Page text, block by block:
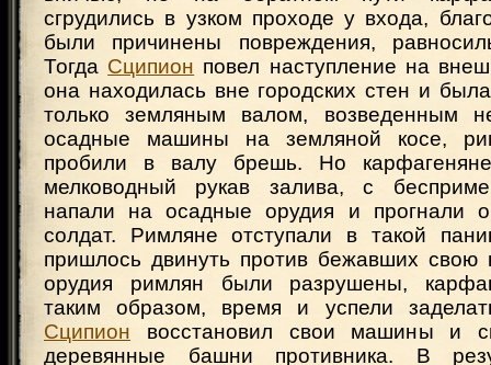
сгрудились в узком проходе у входа,
были причинены повреждения,
Тогда Сципион повел наступление на
она находилась вне городских стен и
только земляным валом, возведенным
осадные машины на земляной косе,
пробили в валу брешь. Но
мелководный рукав залива, с
напали на осадные орудия и прогнали
солдат. Римляне отступали в такой
пришлось двинуть против бежавших свою
орудия римлян были разрушены,
таким образом, время и успели
Сципион восстановил свои машины и
деревянные башни противника. В